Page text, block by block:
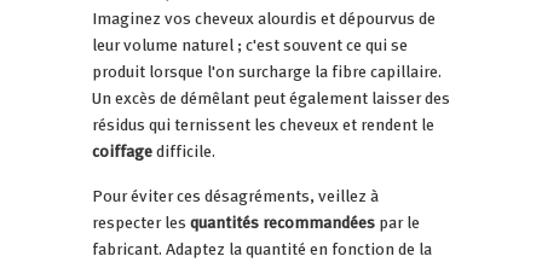
Imaginez vos cheveux alourdis et dépourvus de
leur volume naturel ; c'est souvent ce qui se
produit lorsque l'on surcharge la fibre capillaire.
Un excès de démêlant peut également laisser des
résidus qui ternissent les cheveux et rendent le
coiffagedifficile.
Pour éviter ces désagréments, veillez à
respecter lesquantités recommandéespar le
fabricant. Adaptez la quantité en fonction de la